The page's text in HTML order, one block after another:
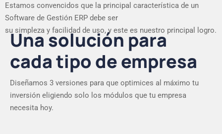
Estamos convencidos que la principal característica de un
Software de Gestión ERP debe ser
su simpleza y facilidad de uso, y este es nuestro principal logro.
Una solución para
cada tipo de empresa
Diseñamos 3 versiones para que optimices al máximo tu
inversión eligiendo solo los módulos que tu empresa
necesita hoy.